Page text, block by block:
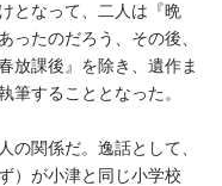
となって、二人は『晩
ったのだろう、その後、
放課後』を除き、遺作ま
筆することとなった。
の関係だ。逸話として、
）が小津と同じ小学校